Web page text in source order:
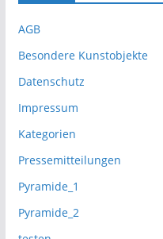
AGB
Besondere Kunstobjekte
Datenschutz
Impressum
Kategorien
Pressemitteilungen
Pyramide_1
Pyramide_2